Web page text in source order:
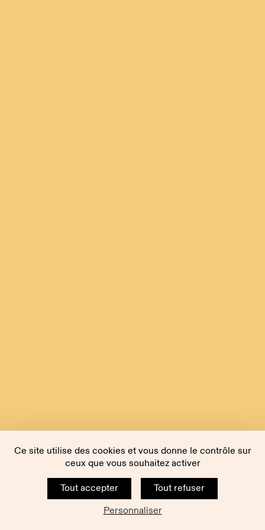
Ce site utilise des cookies et vous donne le contrôle sur
ceux que vous souhaitez activer
Tout accepter
Tout refuser
Personnaliser